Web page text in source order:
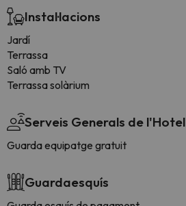
Instal·lacions
Jardí
Terrassa
Saló amb TV
Terrassa solàrium
Serveis Generals de l'Hotel
Guarda equipatge gratuit
Guardaesquís